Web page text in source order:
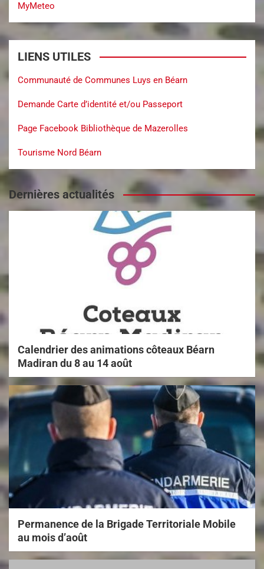
MyMeteo
LIENS UTILES
Communauté de Communes Luys en Béarn
Demande Carte d’identité et/ou Passeport
Page Facebook Bibliothèque de Mazerolles
Tourisme Nord Béarn
Dernières actualités
Calendrier des animations côteaux Béarn
Madiran du 8 au 14 août
Permanence de la Brigade Territoriale Mobile
au mois d’août